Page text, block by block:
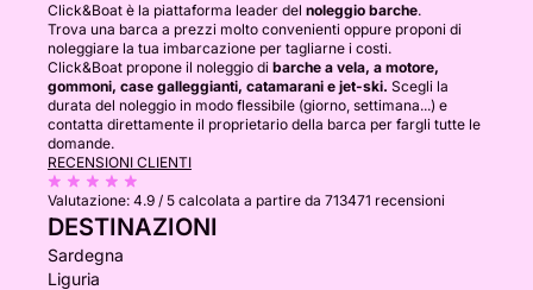
Click&Boat è la piattaforma leader del noleggio barche.
Trova una barca a prezzi molto convenienti oppure proponi di
noleggiare la tua imbarcazione per tagliarne i costi.
Click&Boat propone il noleggio di barche a vela, a motore,
gommoni, case galleggianti, catamarani e jet-ski. Scegli la
durata del noleggio in modo flessibile (giorno, settimana...) e
contatta direttamente il proprietario della barca per fargli tutte le
domande.
RECENSIONI CLIENTI
Valutazione: 4.9 / 5 calcolata a partire da 713471 recensioni
DESTINAZIONI
Sardegna
Liguria